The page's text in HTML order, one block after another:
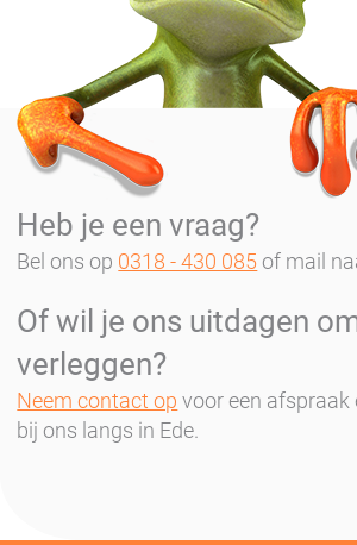
Heb je een vraag?
Bel ons op 0318 - 430 085 of mail
Of wil je ons uitdagen
verleggen?
Neem contact op voor een afspraak
bij ons langs in Ede.